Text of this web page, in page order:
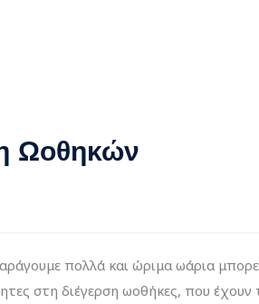
Ωοθηκών
πολλά και ώριμα ωάρια
στη διέγερση ωοθήκες, που